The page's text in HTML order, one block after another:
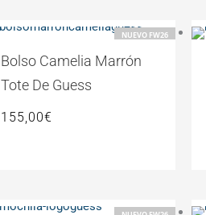
NUEVO FW26
Bolso Camelia Marrón
Tote De Guess
155,00€